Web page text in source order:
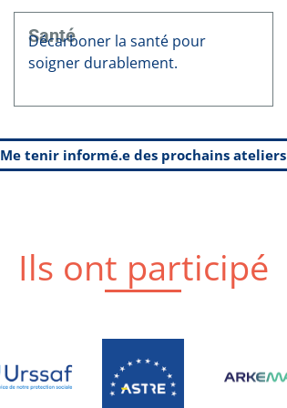
Santé
Décarboner la santé pour
soigner durablement.
Me tenir informé.e des prochains ateliers
Ils ont participé